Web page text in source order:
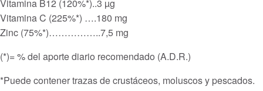
Vitamina B12 (120%*)..3 µg
Vitamina C (225%*) ….180 mg
Zinc (75%*)……………..7,5 mg
(*)= % del aporte diario recomendado (A.D.R.)
*Puede contener trazas de crustáceos, moluscos y pescados.